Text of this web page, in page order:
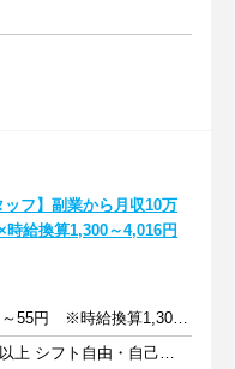
ッフ】副業から月収10万
時給換算1,300～4,016円
1件コールあたり5円～55円 ※時給換算1,300円～4,000円
週1日以上 1日4時間以上 シフト自由・自己申告